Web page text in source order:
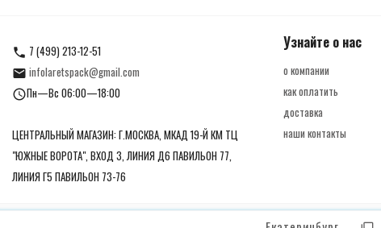
7 (499) 213-12-51
infolaretspack@gmail.com
Пн—Вс 06:00—18:00
ЦЕНТРАЛЬНЫЙ МАГАЗИН: Г.МОСКВА, МКАД 19-Й КМ ТЦ
"ЮЖНЫЕ ВОРОТА", ВХОД 3, ЛИНИЯ Д6 ПАВИЛЬОН 77,
ЛИНИЯ Г5 ПАВИЛЬОН 73-76
Узнайте о нас
о компании
как оплатить
доставка
наши контакты